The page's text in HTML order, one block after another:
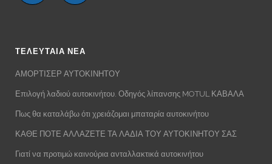
ΤΕΛΕΥΤΑΙΑ ΝΕΑ
ΑΜΟΡΤΙΣΕΡ ΑΥΤΟΚΙΝΗΤΟΥ
Επιλογή λαδιού αυτοκινήτου. Οδηγός λίπανσης MOTUL ΚΑΒΑΛΑ
Πως θα καταλάβω ότι χρειάζομαι μπαταρία αυτοκινήτου
ΚΑΘΕ ΠΟΤΕ ΑΛΛΑΖΕΤΕ ΤΑ ΛΑΔΙΑ ΤΟΥ ΑΥΤΟΚΙΝΗΤΟΥ ΣΑΣ
Γιατί να προτιμώ καινούρια ανταλλακτικά αυτοκινήτου